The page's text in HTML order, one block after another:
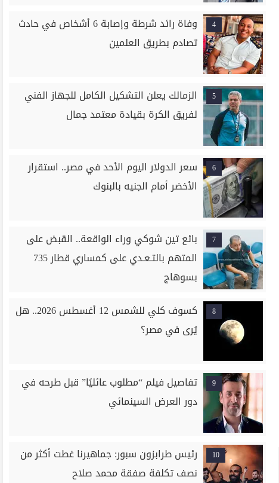
4
وفاة رائد شرطة وإصابة 6 أشخاص في حادث
تصادم بطريق العلمين
5
الزمالك يعلن التشكيل الكامل للجهاز الفني
لفريق الكرة بقيادة معتمد جمال
6
سعر الدولار اليوم الأحد في مصر.. استقرار
الأخضر أمام الجنيه بالبنوك
7
بائع تين شوكي وراء الواقعة.. القبض على
المتهم بالتـعـدي على كمساري قطار 735
بسوهاج
8
كسوف كلي للشمس 12 أغسطس 2026.. هل
يُرى في مصر؟
9
تفاصيل فيلم “مطلوب عائليًا” قبل طرحه في
دور العرض السينمائي
10
رئيس طرابزون سبور: جماهيرنا غطت أكثر من
نصف تكلفة صفقة محمد صلاح